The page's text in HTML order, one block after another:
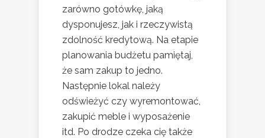
zarówno gotówkę, jaką
dysponujesz, jak i rzeczywistą
zdolność kredytową. Na etapie
planowania budżetu pamiętaj,
że sam zakup to jedno.
Następnie lokal należy
odświeżyć czy wyremontować,
zakupić meble i wyposażenie
itd. Po drodze czeka cię także